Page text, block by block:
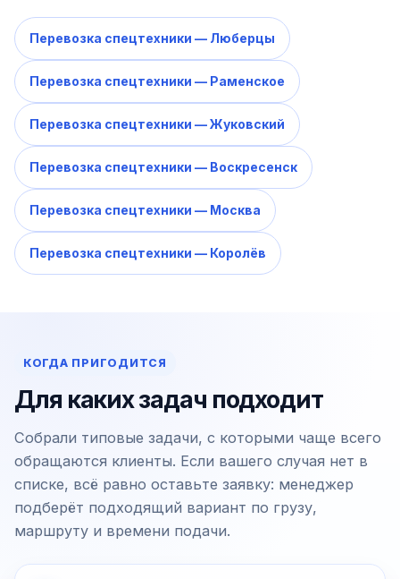
Перевозка спецтехники — Люберцы
Перевозка спецтехники — Раменское
Перевозка спецтехники — Жуковский
Перевозка спецтехники — Воскресенск
Перевозка спецтехники — Москва
Перевозка спецтехники — Королёв
КОГДА ПРИГОДИТСЯ
Для каких задач подходит
Собрали типовые задачи, с которыми чаще всего
обращаются клиенты. Если вашего случая нет в
списке, всё равно оставьте заявку: менеджер
подберёт подходящий вариант по грузу,
маршруту и времени подачи.